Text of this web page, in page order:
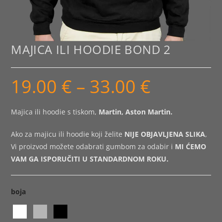
MAJICA ILI HOODIE BOND 2
19.00 € – 33.00 €
do
33.00 €
Majica ili hoodie s tiskom, Martin, Aston Martin.
Ako za majicu ili hoodie koji želite NIJE OBJAVLJENA SLIKA,
Vi proizvod možete odabrati gumbom za odabir i MI ĆEMO
VAM GA ISPORUČITI U STANDARDNOM ROKU.
boja